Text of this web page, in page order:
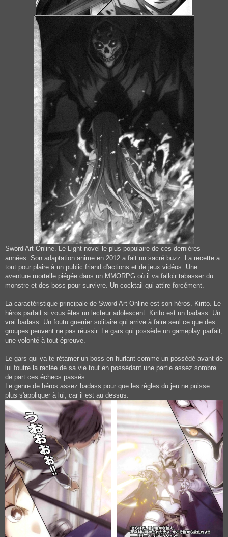
Sword Art Online. Le Light novel le plus populaire de ces dernières
années. Son adaptation anime en 2012 a fait un sacré buzz. La recette a
tout pour plaire à un public friand d'actions et de jeux vidéos. Une
aventure mortelle piégée dans un MMORPG où il va falloir tabasser du
monstre et des boss pour survivre. Un cocktail qui attire forcément.
La caractéristique principale de Sword Art Online est son héros. Kirito. Le
héros parfait si vous êtes un lecteur adolescent. Kirito est un badass. Un
vrai badass. Un foutu guerrier solitaire qui arrive à faire seul ce que des
groupes peuvent ne pas réussir. Le gars qui possède un gameplay parfait,
une volonté à tout épreuve.
Le gars qui va te rétamer un boss en hurlant comme un possédé avant de
lui foutre la raclée de sa vie tout en possédant une partie assez sombre
de part ces échecs passés.
Le genre de héros assez badass pour que les règles du jeu ne puisse
plus s'appliquer à lui, car il est au dessus.